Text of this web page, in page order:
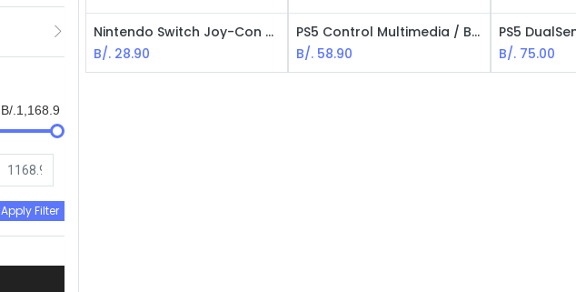
B/.1,168.9
Apply Filter
Nintendo Switch Joy-Con Comfort Grip - Accesorio Gamer Originales / Negro
B/. 28.90
PS5 Control Multimedia / Blanco
B/. 58.90
B/. 75.00